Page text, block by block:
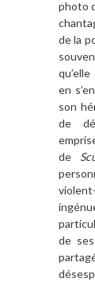
photo
de la
en
son
de
de
de